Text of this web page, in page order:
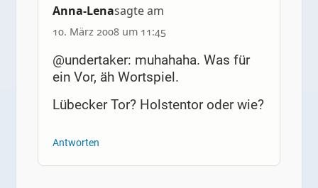
Anna-Lenasagte am
10. März 2008 um 11:45
@undertaker: muhahaha. Was für
ein Vor, äh Wortspiel.
Lübecker Tor? Holstentor oder wie?
Antworten